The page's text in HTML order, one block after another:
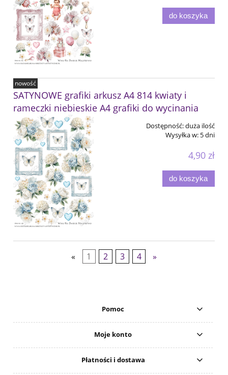
do koszyka
SATYNOWE grafiki arkusz A4 814 kwiaty i
rameczki niebieskie A4 grafiki do wycinania
Dostępność:duża ilość
Wysyłka w: 5 dni
4,90 zł
do koszyka
nowość
« 1 2 3 4 »
Pomoc
Moje konto
Płatności i dostawa